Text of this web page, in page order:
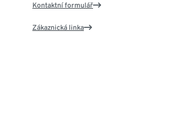
Kontaktní formulář
Zákaznická linka